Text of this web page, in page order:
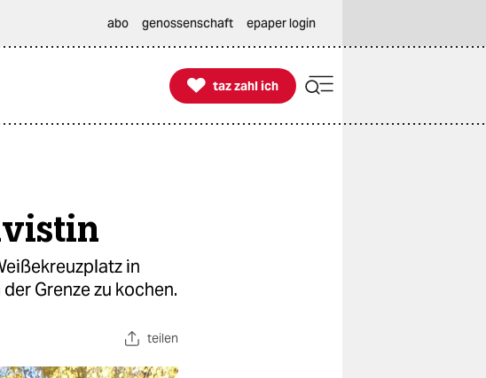
abo genossenschaft epaper login

taz zahl ich
taz zahl ich
in
Grenze zu kochen.
teilen